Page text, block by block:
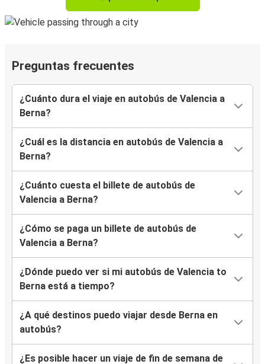
Preguntas frecuentes
¿Cuánto dura el viaje en autobús de Valencia a
Berna?
¿Cuál es la distancia en autobús de Valencia a
Berna?
¿Cuánto cuesta el billete de autobús de
Valencia a Berna?
¿Cómo se paga un billete de autobús de
Valencia a Berna?
¿Dónde puedo ver si mi autobús de Valencia to
Berna está a tiempo?
¿A qué destinos puedo viajar desde Berna en
autobús?
¿Es posible hacer un viaje de fin de semana de